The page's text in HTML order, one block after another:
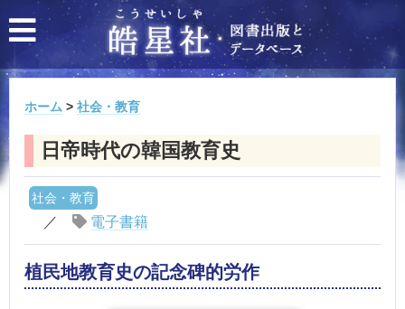
ホーム > 社会・教育
日帝時代の韓国教育史
社会・教育
／ 電子書籍
植民地教育史の記念碑的労作